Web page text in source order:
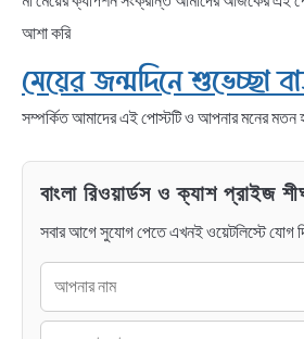
আশা করি
মেয়ের জন্মদিনে শুভেচ্ছা
সম্পর্কিত আমাদের এই পোস্টটি ও আপনার মনের মতন
বাংলা রিওয়ার্ডস ও ক্যাশ প্রাইজ
সবার আগে সুযোগ পেতে এখনই ওয়েটলিস্টে যোগ